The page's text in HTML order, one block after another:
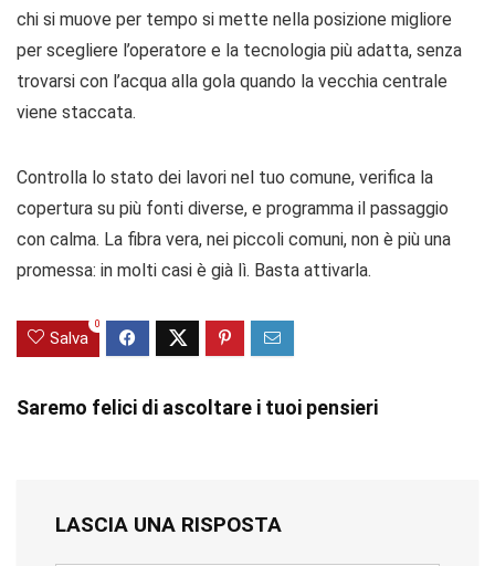
chi si muove per tempo si mette nella posizione migliore
per scegliere l’operatore e la tecnologia più adatta, senza
trovarsi con l’acqua alla gola quando la vecchia centrale
viene staccata.
Controlla lo stato dei lavori nel tuo comune, verifica la
copertura su più fonti diverse, e programma il passaggio
con calma. La fibra vera, nei piccoli comuni, non è più una
promessa: in molti casi è già lì. Basta attivarla.
Salva
0
Saremo felici di ascoltare i tuoi pensieri
LASCIA UNA RISPOSTA